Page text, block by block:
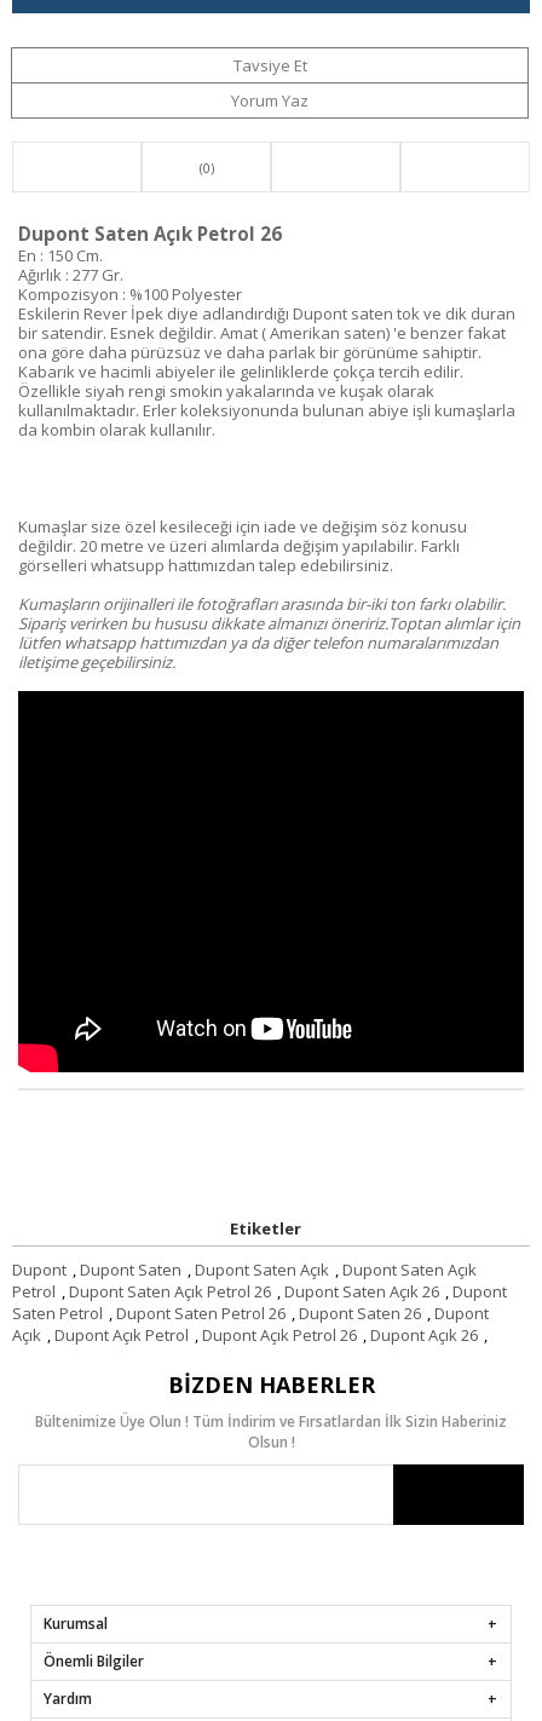
Tavsiye Et
Yorum Yaz
(0)
Dupont Saten Açık Petrol 26
En : 150 Cm.
Ağırlık : 277 Gr.
Kompozisyon : %100 Polyester
Eskilerin Rever İpek diye adlandırdığı Dupont saten tok ve dik duran
bir satendir. Esnek değildir. Amat ( Amerikan saten) 'e benzer fakat
ona göre daha pürüzsüz ve daha parlak bir görünüme sahiptir.
Kabarık ve hacimli abiyeler ile gelinliklerde çokça tercih edilir.
Özellikle siyah rengi smokin yakalarında ve kuşak olarak
kullanılmaktadır. Erler koleksiyonunda bulunan abiye işli kumaşlarla
da kombin olarak kullanılır.
Kumaşlar size özel kesileceği için iade ve değişim söz konusu
değildir. 20 metre ve üzeri alımlarda değişim yapılabilir. Farklı
görselleri whatsupp hattımızdan talep edebilirsiniz.
Kumaşların orijinalleri ile fotoğrafları arasında bir-iki ton farkı olabilir.
Sipariş verirken bu hususu dikkate almanızı öneririz.Toptan alımlar için
lütfen whatsapp hattımızdan ya da diğer telefon numaralarımızdan
iletişime geçebilirsiniz.
Etiketler
Dupont ,Dupont Saten ,Dupont Saten Açık ,Dupont Saten Açık
Petrol ,Dupont Saten Açık Petrol 26 ,Dupont Saten Açık 26 ,Dupont
Saten Petrol ,Dupont Saten Petrol 26 ,Dupont Saten 26 ,Dupont
Açık ,Dupont Açık Petrol ,Dupont Açık Petrol 26 ,Dupont Açık 26 ,
BIZDEN HABERLER
Bültenimize Üye Olun ! Tüm İndirim ve Fırsatlardan İlk Sizin Haberiniz
Olsun !
Kurumsal
Önemli Bilgiler
Yardım